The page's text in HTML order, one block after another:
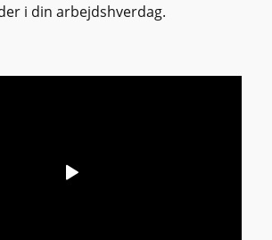
i din arbejdshverdag.